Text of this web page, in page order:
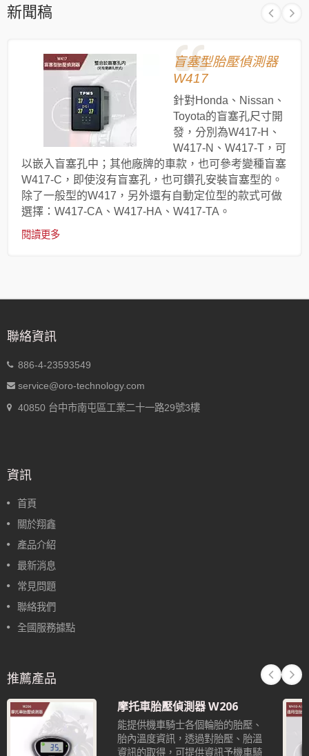
新聞稿
盲塞型胎壓偵測器
W417
針對Honda、Nissan、
Toyota的盲塞孔尺寸開
發，分別為W417-H、
W417-N、W417-T，可
以嵌入盲塞孔中；其他廠牌的車款，也可參考變種盲塞
W417-C，即使沒有盲塞孔，也可鑽孔安裝盲塞型的。
除了一般型的W417，另外還有自動定位型的款式可做
選擇：W417-CA、W417-HA、W417-TA。
閱讀更多
聯絡資訊
886-4-23593549
service@oro-technology.com
40850 台中市南屯區工業二十一路29號3樓
資訊
首頁
關於翔鑫
產品介紹
最新消息
常見問題
聯絡我們
全國服務據點
推薦產品
摩托車胎壓偵測器 W206
能提供機車騎士各個輪胎的胎壓、
胎內溫度資訊，透過對胎壓、胎溫
資訊的取得，可提供資訊予機車騎